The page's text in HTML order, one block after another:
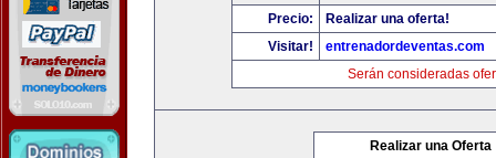
Precio:
Realizar una oferta!
Visitar!
entrenadordeventas.com
Serán consideradas
Realizar una Oferta